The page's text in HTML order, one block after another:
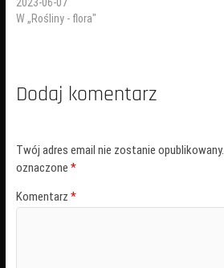
W „Rośliny - flora"
Dodaj komentarz
Twój adres email nie zostanie opublikowany.
oznaczone *
Komentarz *